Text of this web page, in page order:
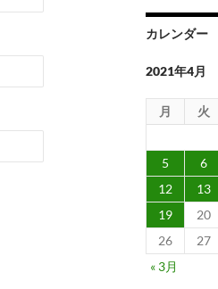
カレンダー
2021年4月
月 火
5
6
12
13
19
20
26
27
« 3月